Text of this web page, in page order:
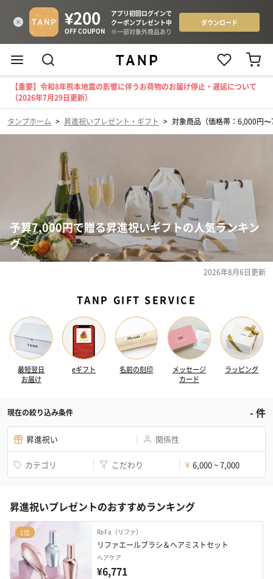
【重要】令和8年熊本地震の影響に伴うお荷物のお届け停止・遅延について
（2026年7月29日更新）
タンプホーム > 昇進祝いプレゼント・ギフト > 対象商品（価格帯：6,000円
予算7,000円で贈る昇進祝いギフトの人気ランキン
グ
2026年8月6日更新
TANP GIFT SERVICE
最短翌日
お届け
eギフト 名前の刻印
メッセージ
カード
ラッピング
現在の絞り込み条件 -件
昇進祝い 関係性
カテゴリ こだわり ¥ 6,000 ~ 7,000
昇進祝いプレゼントのおすすめランキング
1位 ReFa（リファ）
リファエールブラシ＆ヘアミストセット
ヘアケア
¥6,771